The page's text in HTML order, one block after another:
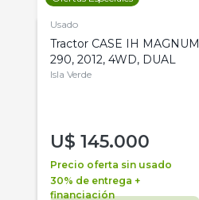
Usado
Tractor CASE IH MAGNUM
290, 2012, 4WD, DUAL
Isla Verde
U$ 145.000
Precio oferta sin usado
30% de entrega +
financiación